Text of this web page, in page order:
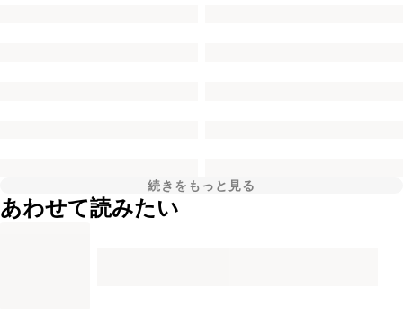
続きをもっと見る
あわせて読みたい